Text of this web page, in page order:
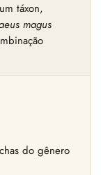
táxon,
magus
do gênero